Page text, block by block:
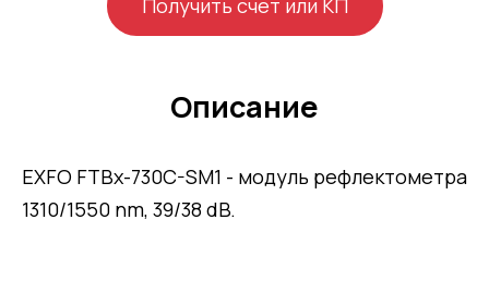
Получить счет или КП
Описание
EXFO FTBx-730C-SM1 - модуль рефлектометра
1310/1550 nm, 39/38 dB.